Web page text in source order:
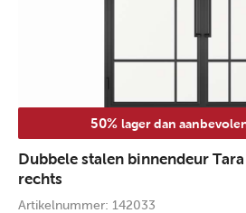
50% lager dan
Dubbele stalen binnendeur
rechts
Artikelnummer: 142033